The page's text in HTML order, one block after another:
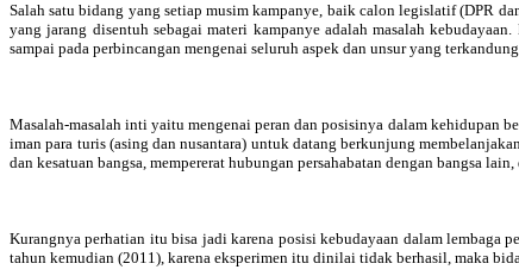
Salah satu bidang yang setiap musim kampanye, baik calon legislatif (DPR
yang jarang disentuh sebagai materi kampanye adalah masalah
sampai pada perbincangan mengenai seluruh aspek dan unsur yang
Masalah-masalah inti yaitu mengenai peran dan posisinya dalam kehidupan
iman para turis (asing dan nusantara) untuk datang berkunjung
dan kesatuan bangsa, mempererat hubungan persahabatan dengan bangsa
Kurangnya perhatian itu bisa jadi karena posisi kebudayaan dalam lembaga
tahun kemudian (2011), karena eksperimen itu dinilai tidak berhasil, maka